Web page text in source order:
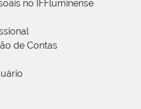
no IFFluminense
de Contas